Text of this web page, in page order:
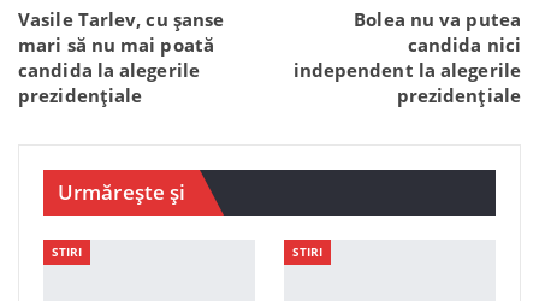
Vasile Tarlev, cu șanse
mari să nu mai poată
candida la alegerile
prezidențiale
Bolea nu va putea
candida nici
independent la alegerile
prezidențiale
Urmărește și
STIRI STIRI